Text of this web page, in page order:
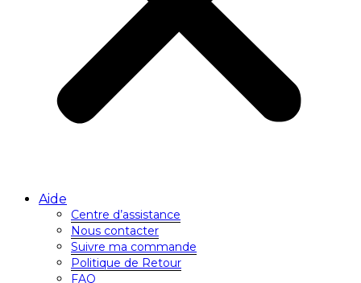
Aide
Centre d’assistance
Nous contacter
Suivre ma commande
Politique de Retour
FAQ